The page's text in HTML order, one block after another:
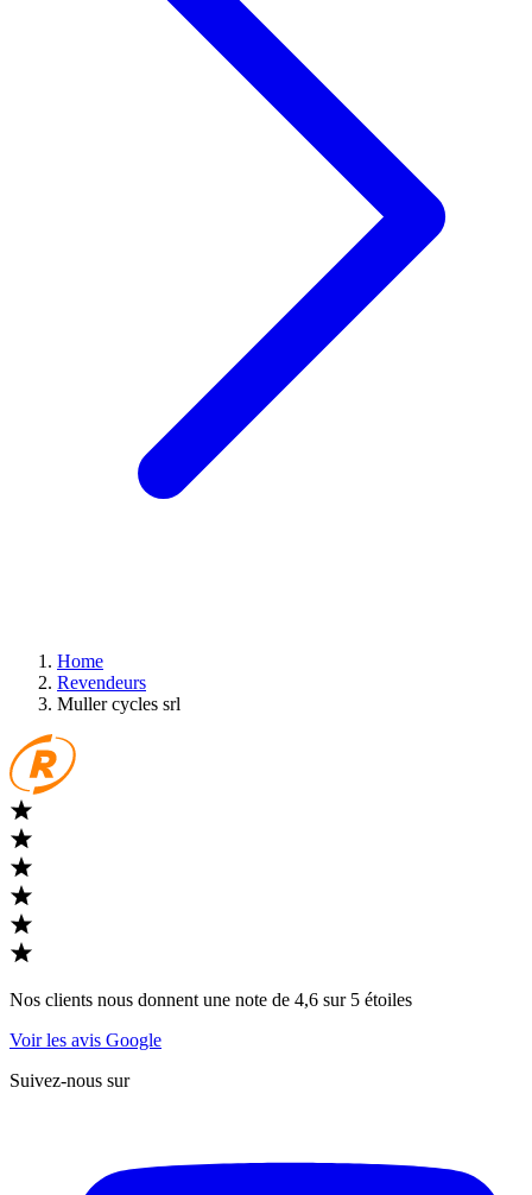
Home
Revendeurs
Muller cycles srl
Nos clients nous donnent une note de 4,6 sur 5 étoiles
Voir les avis Google
Suivez-nous sur